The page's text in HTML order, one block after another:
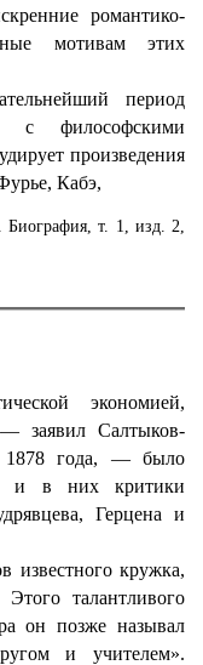
романтико-
мотивам этих
период
с философскими
произведения
Кабэ,
Биография, т. 1, изд. 2,
экономией,
заявил Салтыков-
1878 года, — было
и в них критики
Герцена и
известного кружка,
талантливого
он позже называл
и учителем».